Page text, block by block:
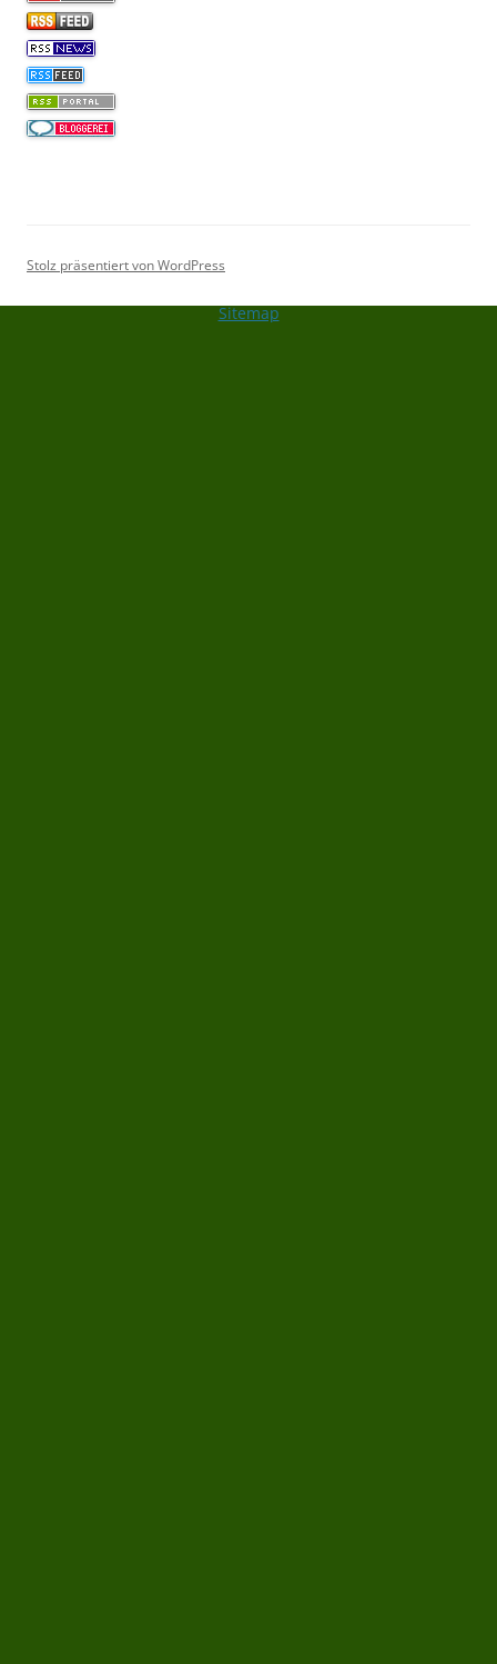
Stolz präsentiert von WordPress
Sitemap